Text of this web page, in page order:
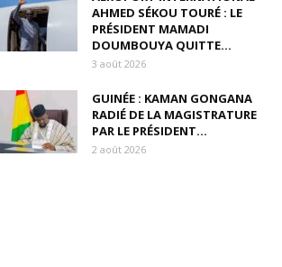
AHMED SÉKOU TOURÉ : LE
PRÉSIDENT MAMADI
DOUMBOUYA QUITTE...
3 août 2026
GUINÉE : KAMAN GONGANA
RADIÉ DE LA MAGISTRATURE
PAR LE PRÉSIDENT...
2 août 2026